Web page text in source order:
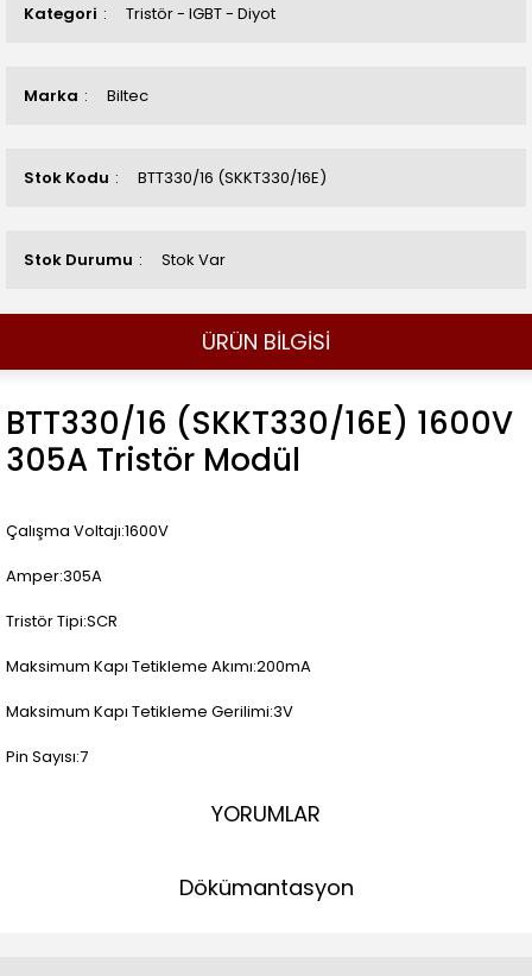
Kategori Tristör - IGBT - Diyot
Marka Biltec
Stok Kodu BTT330/16 (SKKT330/16E)
Stok Durumu Stok Var
ÜRÜN BİLGİSİ
BTT330/16 (SKKT330/16E) 1600V
305A Tristör Modül
Çalışma Voltajı:1600V
Amper:305A
Tristör Tipi:SCR
Maksimum Kapı Tetikleme Akımı:200mA
Maksimum Kapı Tetikleme Gerilimi:3V
Pin Sayısı:7
YORUMLAR
Dökümantasyon